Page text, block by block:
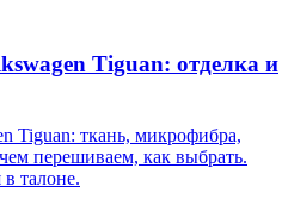
Tiguan: отделка и
Tiguan: ткань, микрофибра,
перешиваем, как выбрать.
талоне.